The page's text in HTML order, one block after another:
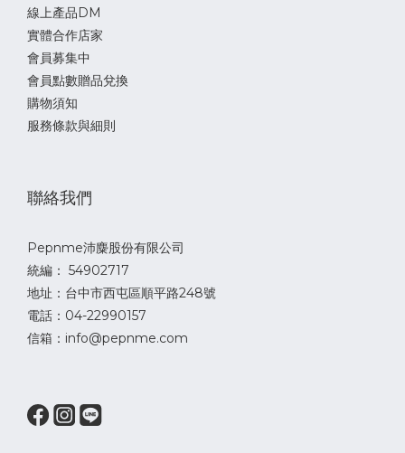
線上產品DM
實體合作店家
會員募集中
會員點數贈品兌換
購物須知
服務條款與細則
聯絡我們
Pepnme沛麋股份有限公司
統編： 54902717
地址：台中市西屯區順平路248號
電話：04-22990157
信箱：info@pepnme.com